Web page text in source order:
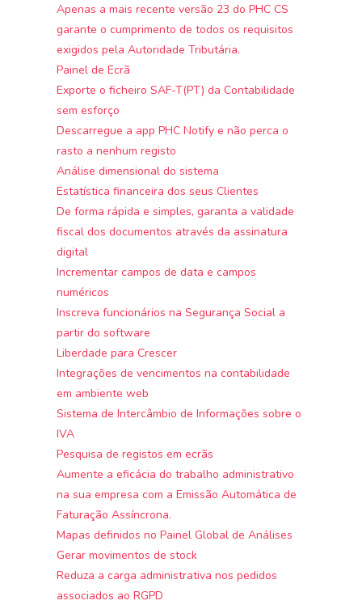
Apenas a mais recente versão 23 do PHC CS
garante o cumprimento de todos os requisitos
exigidos pela Autoridade Tributária.
Painel de Ecrã
Exporte o ficheiro SAF-T(PT) da Contabilidade
sem esforço
Descarregue a app PHC Notify e não perca o
rasto a nenhum registo
Análise dimensional do sistema
Estatística financeira dos seus Clientes
De forma rápida e simples, garanta a validade
fiscal dos documentos através da assinatura
digital
Incrementar campos de data e campos
numéricos
Inscreva funcionários na Segurança Social a
partir do software
Liberdade para Crescer
Integrações de vencimentos na contabilidade
em ambiente web
Sistema de Intercâmbio de Informações sobre o
IVA
Pesquisa de registos em ecrãs
Aumente a eficácia do trabalho administrativo
na sua empresa com a Emissão Automática de
Faturação Assíncrona.
Mapas definidos no Painel Global de Análises
Gerar movimentos de stock
Reduza a carga administrativa nos pedidos
associados ao RGPD